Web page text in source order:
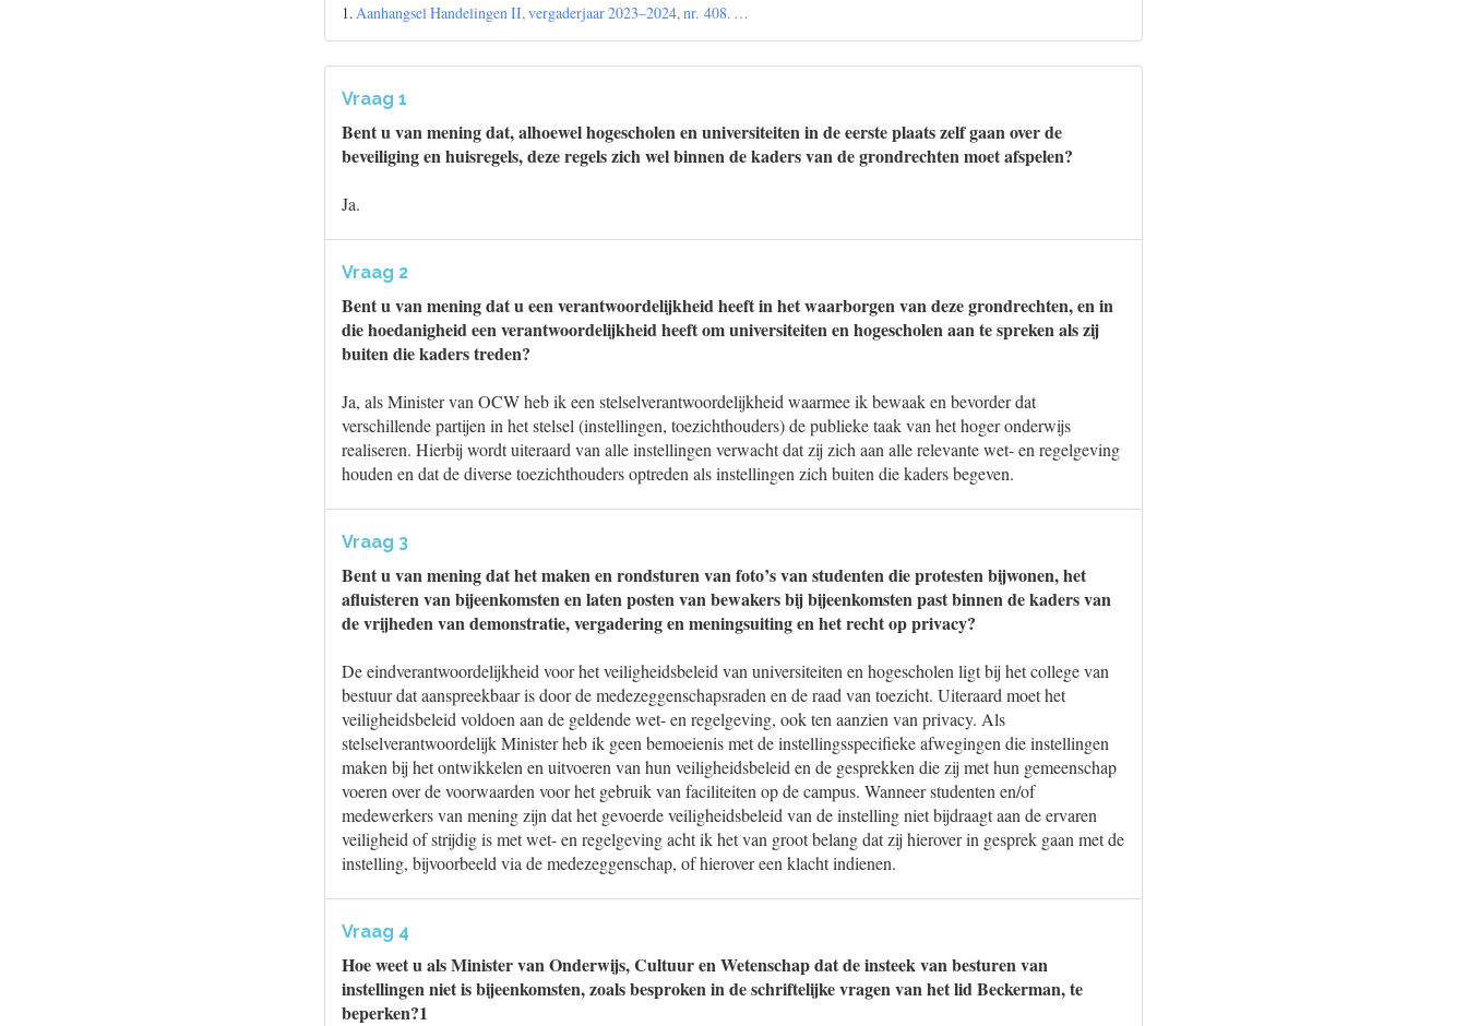
1.Aanhangsel Handelingen II, vergaderjaar 2023–2024, nr. 408. …
Vraag 1
Bent u van mening dat, alhoewel hogescholen en universiteiten in de eerste plaats zelf gaan over de
beveiliging en huisregels, deze regels zich wel binnen de kaders van de grondrechten moet afspelen?
Ja.
Vraag 2
Bent u van mening dat u een verantwoordelijkheid heeft in het waarborgen van deze grondrechten, en in
die hoedanigheid een verantwoordelijkheid heeft om universiteiten en hogescholen aan te spreken als zij
buiten die kaders treden?
Ja, als Minister van OCW heb ik een stelselverantwoordelijkheid waarmee ik bewaak en bevorder dat
verschillende partijen in het stelsel (instellingen, toezichthouders) de publieke taak van het hoger onderwijs
realiseren. Hierbij wordt uiteraard van alle instellingen verwacht dat zij zich aan alle relevante wet- en regelgeving
houden en dat de diverse toezichthouders optreden als instellingen zich buiten die kaders begeven.
Vraag 3
Bent u van mening dat het maken en rondsturen van foto’s van studenten die protesten bijwonen, het
afluisteren van bijeenkomsten en laten posten van bewakers bij bijeenkomsten past binnen de kaders van
de vrijheden van demonstratie, vergadering en meningsuiting en het recht op privacy?
De eindverantwoordelijkheid voor het veiligheidsbeleid van universiteiten en hogescholen ligt bij het college van
bestuur dat aanspreekbaar is door de medezeggenschapsraden en de raad van toezicht. Uiteraard moet het
veiligheidsbeleid voldoen aan de geldende wet- en regelgeving, ook ten aanzien van privacy. Als
stelselverantwoordelijk Minister heb ik geen bemoeienis met de instellingsspecifieke afwegingen die instellingen
maken bij het ontwikkelen en uitvoeren van hun veiligheidsbeleid en de gesprekken die zij met hun gemeenschap
voeren over de voorwaarden voor het gebruik van faciliteiten op de campus. Wanneer studenten en/of
medewerkers van mening zijn dat het gevoerde veiligheidsbeleid van de instelling niet bijdraagt aan de ervaren
veiligheid of strijdig is met wet- en regelgeving acht ik het van groot belang dat zij hierover in gesprek gaan met de
instelling, bijvoorbeeld via de medezeggenschap, of hierover een klacht indienen.
Vraag 4
Hoe weet u als Minister van Onderwijs, Cultuur en Wetenschap dat de insteek van besturen van
instellingen niet is bijeenkomsten, zoals besproken in de schriftelijke vragen van het lid Beckerman, te
beperken?1